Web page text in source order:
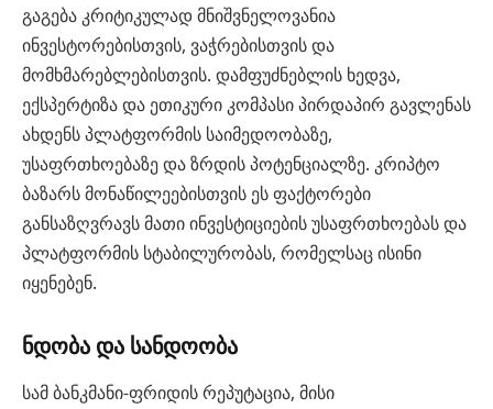
გაგება კრიტიკულად მნიშვნელოვანია
ინვესტორებისთვის, ვაჭრებისთვის და
მომხმარებლებისთვის. დამფუძნებლის ხედვა,
ექსპერტიზა და ეთიკური კომპასი პირდაპირ გავლენას
ახდენს პლატფორმის საიმედოობაზე,
უსაფრთხოებაზე და ზრდის პოტენციალზე. კრიპტო
ბაზარს მონაწილეებისთვის ეს ფაქტორები
განსაზღვრავს მათი ინვესტიციების უსაფრთხოებას და
პლატფორმის სტაბილურობას, რომელსაც ისინი
იყენებენ.
ნდობა და სანდოობა
სამ ბანკმანი-ფრიდის რეპუტაცია, მისი